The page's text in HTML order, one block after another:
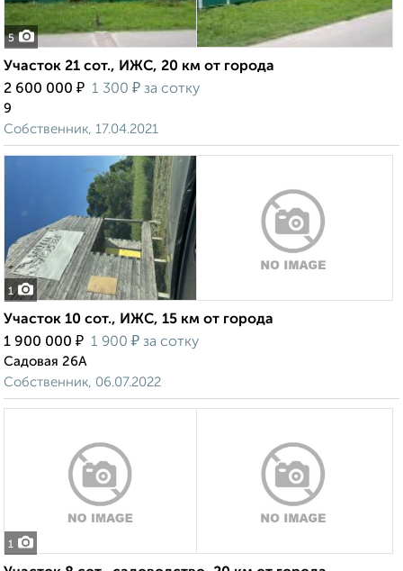
5
Участок 21 сот., ИЖС, 20 км от города
2 600 000 ₽ 1 300 ₽ за сотку
9
Собственник, 17.04.2021
1
Участок 10 сот., ИЖС, 15 км от города
1 900 000 ₽ 1 900 ₽ за сотку
Садовая 26А
Собственник, 06.07.2022
1